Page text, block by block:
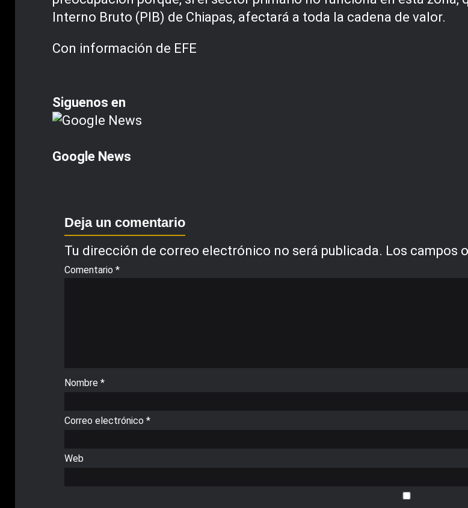
Interno Bruto (PIB) de Chiapas, afectará a toda la cadena de valor.
Con información de EFE
Siguenos en
Google News
Deja un comentario
Tu dirección de correo electrónico no será publicada. Los campos
Comentario *
Nombre *
Correo electrónico *
Web